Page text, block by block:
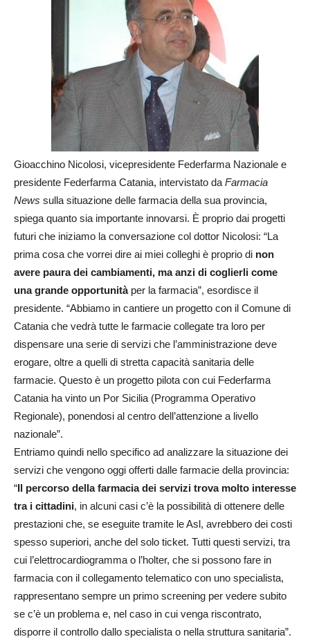
Gioacchino Nicolosi, vicepresidente Federfarma Nazionale e
presidente Federfarma Catania, intervistato da Farmacia
News sulla situazione delle farmacia della sua provincia,
spiega quanto sia importante innovarsi. È proprio dai progetti
futuri che iniziamo la conversazione col dottor Nicolosi: “La
prima cosa che vorrei dire ai miei colleghi è proprio di non
avere paura dei cambiamenti, ma anzi di coglierli come
una grande opportunitàper la farmacia”, esordisce il
presidente. “Abbiamo in cantiere un progetto con il Comune di
Catania che vedrà tutte le farmacie collegate tra loro per
dispensare una serie di servizi che l’amministrazione deve
erogare, oltre a quelli di stretta capacità sanitaria delle
farmacie. Questo è un progetto pilota con cui Federfarma
Catania ha vinto un Por Sicilia (Programma Operativo
Regionale), ponendosi al centro dell’attenzione a livello
nazionale”.
Entriamo quindi nello specifico ad analizzare la situazione dei
servizi che vengono oggi offerti dalle farmacie della provincia:
“Il percorso della farmacia dei servizi trova molto interesse
tra i cittadini, in alcuni casi c’è la possibilità di ottenere delle
prestazioni che, se eseguite tramite le Asl, avrebbero dei costi
spesso superiori, anche del solo ticket. Tutti questi servizi, tra
cui l’elettrocardiogramma o l’holter, che si possono fare in
farmacia con il collegamento telematico con uno specialista,
rappresentano sempre un primo screening per vedere subito
se c’è un problema e, nel caso in cui venga riscontrato,
disporre il controllo dallo specialista o nella struttura sanitaria”.